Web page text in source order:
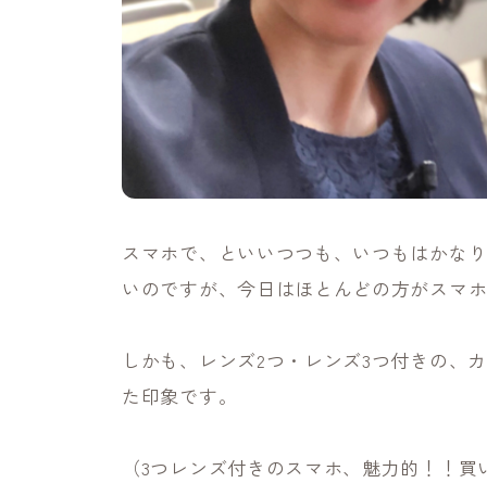
スマホで、といいつつも、いつもはかな
いのですが、今日はほとんどの方がスマ
しかも、レンズ2つ・レンズ3つ付きの、
た印象です。
（3つレンズ付きのスマホ、魅力的！！